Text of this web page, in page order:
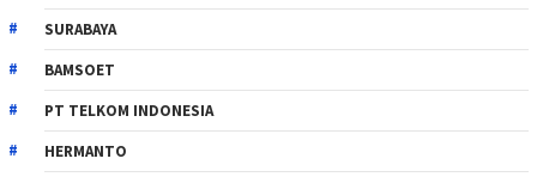
SURABAYA
BAMSOET
PT TELKOM INDONESIA
HERMANTO